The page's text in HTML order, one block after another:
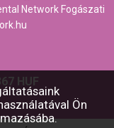
Ön
Network Fogászati
HUF